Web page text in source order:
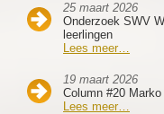
25 maart 2026
Onderzoek SWV
leerlingen
Lees meer…
19 maart 2026
Column #20
Lees meer…